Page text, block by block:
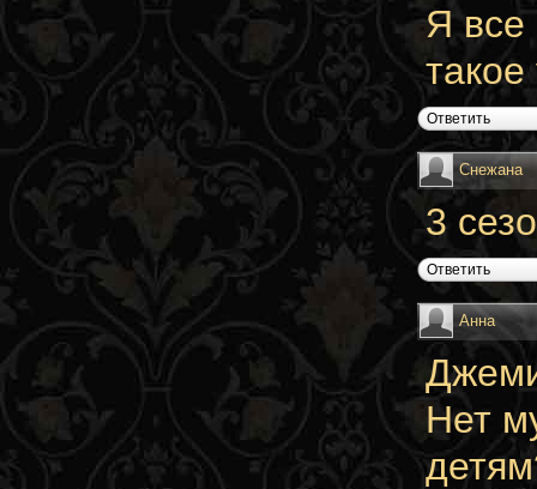
Я все
Ответить
Снежана
3
Ответить
Анна
Нет